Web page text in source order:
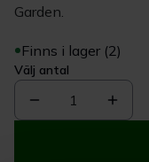
Garden.
Finns i lager (2)
Välj antal
1